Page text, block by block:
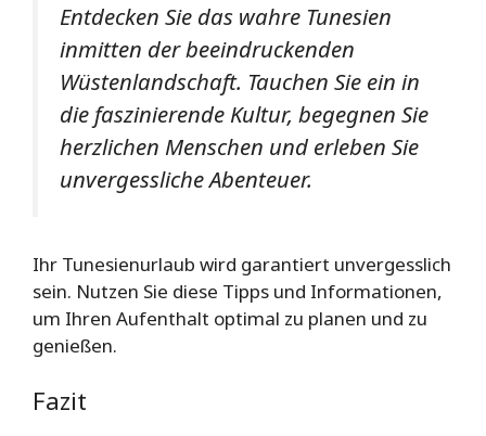
Entdecken Sie das wahre Tunesien
inmitten der beeindruckenden
Wüstenlandschaft. Tauchen Sie ein in
die faszinierende Kultur, begegnen Sie
herzlichen Menschen und erleben Sie
unvergessliche Abenteuer.
Ihr Tunesienurlaub wird garantiert unvergesslich
sein. Nutzen Sie diese Tipps und Informationen,
um Ihren Aufenthalt optimal zu planen und zu
genießen.
Fazit